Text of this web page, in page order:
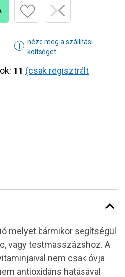
ℹ
nézd meg a szállítási
költséget
11 (csak regisztrált
melyet bármikor segítségül
vagy testmasszázshoz. A
nem csak óvja
antioxidáns hatásával